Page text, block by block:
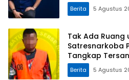
Berita 5 Agustus
Tak Ada Ruang
Satresnarkoba
Tangkap
Berita 5 Agustus